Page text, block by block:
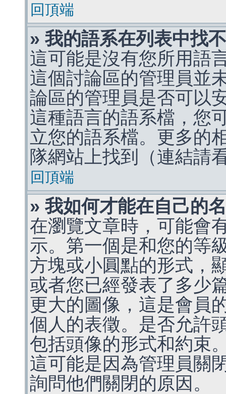
回頂端
» 我的語系在列表中找
這可能是沒有您所用語
這個討論區的管理員並
論區的管理員是否可以
這種語言的語系檔，您
立您的語系檔。更多的
隊網站上找到（連結請
回頂端
» 我如何才能在自己的
在瀏覽文章時，可能會
示。第一個是和您的等
方塊或小圓點的形式，
或者您已經發表了多少
更大的圖像，這是會員
個人的表徵。是否允許
包括頭像的形式和約束
這可能是因為管理員關
詢問他們關閉的原因。